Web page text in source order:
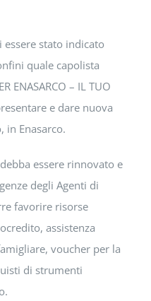
essere stato indicato
quale capolista
ENASARCO – IL TUO
e dare nuova
in Enasarco.
essere rinnovato e
degli Agenti di
favorire risorse
assistenza
voucher per la
di strumenti